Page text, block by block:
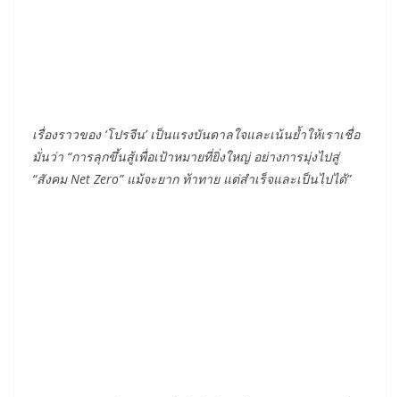
เรื่องราวของ ‘โปรจีน’ เป็นแรงบันดาลใจและเน้นย้ำให้เราเชื่อ
มั่นว่า “การลุกขึ้นสู้เพื่อเป้าหมายที่ยิ่งใหญ่ อย่างการมุ่งไปสู่
“สังคม Net Zero” แม้จะยาก ท้าทาย แต่สำเร็จและเป็นไปได้”